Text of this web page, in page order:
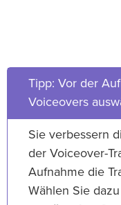
Tipp: Vor der
Voiceovers
Sie verbessern
der Voiceover-
Aufnahme die
Wählen Sie dazu